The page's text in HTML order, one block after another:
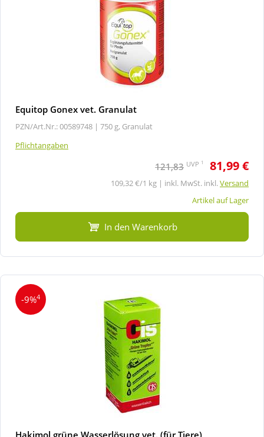
Equitop Gonex vet. Granulat
PZN/Art.Nr.: 00589748 | 750 g, Granulat
Pflichtangaben
121,83 UVP 1 81,99 €
109,32 €/1 kg | inkl. MwSt. inkl.Versand
Artikel auf Lager
In den Warenkorb
-9%4
Hakimol grüne Wasserlösung vet. (für Tiere)